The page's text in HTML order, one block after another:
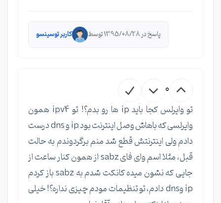
پاسخ در 1395/08/28 توسط کاربر توسینسو
0
تو وایرلس کجا باید ip ها رو بدم؟! تو ipv4 همون
وایرلسی که باهاش وصل اینترنت بود ip و dns درست
دادم ولی اینترنتش قطع شد منم برگردوندم به حالت
قبل، مثلا اسم وای فای sabz از همون کنار ساعت از
جایی که نشون میده کانکت شدم به sabz باز کردم
ip وdns دادم، تو تنظیمات مودم چیزی نداره؟! خیلی